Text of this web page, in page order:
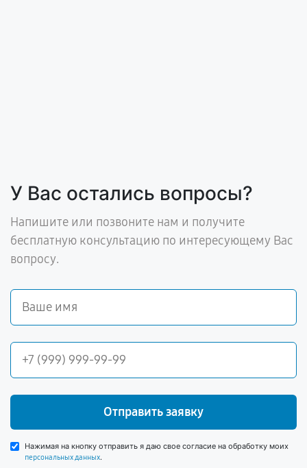
У Вас остались вопросы?
Напишите или позвоните нам и получите
бесплатную консультацию по интересующему Вас
вопросу.
Отправить заявку
Нажимая на кнопку отправить я даю свое согласие на обработку моих
персональных данных.